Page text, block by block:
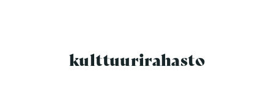
kulttuurirahasto